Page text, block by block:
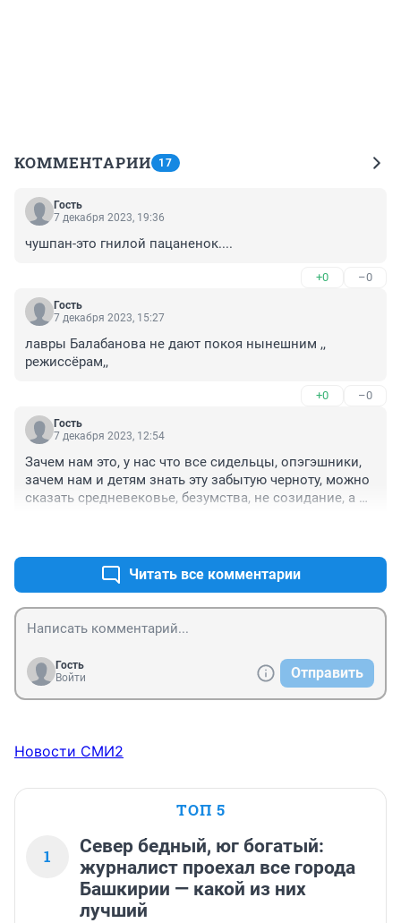
КОММЕНТАРИИ 17
Гость
7 декабря 2023, 19:36
чушпан-это гнилой пацаненок....
+0 –0
Гость
7 декабря 2023, 15:27
лавры Балабанова не дают покоя нынешним ,,
режиссёрам,,
+0 –0
Гость
7 декабря 2023, 12:54
Зачем нам это, у нас что все сидельцы, опэгэшники,
зачем нам и детям знать эту забытую черноту, можно
сказать средневековье, безумства, не созидание, а
Надоели все криминальные фильмы, надоели!!!!
Читать все комментарии
Гость
Войти
Отправить
Новости СМИ2
ТОП 5
1
Север бедный, юг богатый:
журналист проехал все города
Башкирии — какой из них
лучший